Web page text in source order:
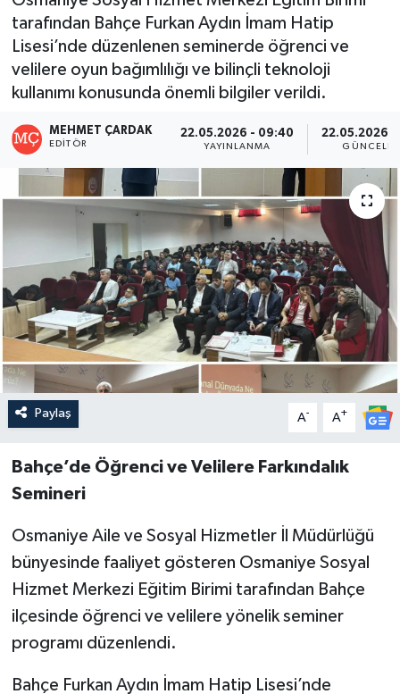
tarafından Bahçe Furkan Aydın İmam Hatip
Lisesi’nde düzenlenen seminerde öğrenci ve
velilere oyun bağımlılığı ve bilinçli teknoloji
kullanımı konusunda önemli bilgiler verildi.
MEHMET ÇARDAK
EDITÖR
22.05.2026 - 09:40
YAYINLANMA
22.05.2026 -
Paylaş A- A+
Bahçe’de Öğrenci ve Velilere Farkındalık
Semineri
Osmaniye Aile ve Sosyal Hizmetler İl Müdürlüğü
bünyesinde faaliyet gösteren Osmaniye Sosyal
Hizmet Merkezi Eğitim Birimi tarafından Bahçe
ilçesinde öğrenci ve velilere yönelik seminer
programı düzenlendi.
Bahçe Furkan Aydın İmam Hatip Lisesi’nde